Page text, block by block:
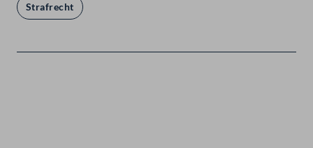
Strafrecht